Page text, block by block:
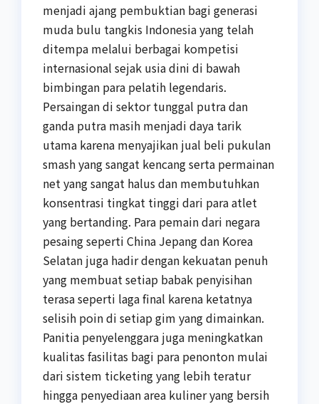
menjadi ajang pembuktian bagi generasi
muda bulu tangkis Indonesia yang telah
ditempa melalui berbagai kompetisi
internasional sejak usia dini di bawah
bimbingan para pelatih legendaris.
Persaingan di sektor tunggal putra dan
ganda putra masih menjadi daya tarik
utama karena menyajikan jual beli pukulan
smash yang sangat kencang serta permainan
net yang sangat halus dan membutuhkan
konsentrasi tingkat tinggi dari para atlet
yang bertanding. Para pemain dari negara
pesaing seperti China Jepang dan Korea
Selatan juga hadir dengan kekuatan penuh
yang membuat setiap babak penyisihan
terasa seperti laga final karena ketatnya
selisih poin di setiap gim yang dimainkan.
Panitia penyelenggara juga meningkatkan
kualitas fasilitas bagi para penonton mulai
dari sistem ticketing yang lebih teratur
hingga penyediaan area kuliner yang bersih